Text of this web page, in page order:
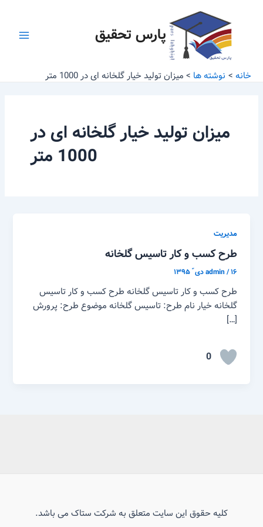
پارس تحقیق
خانه نوشته ها میزان تولید خیار گلخانه ای در 1000 متر
میزان تولید خیار گلخانه ای در
1000 متر
مدیریت
طرح کسب و کار تاسیس گلخانه
admin/۱۶ دی ّ ۱۳۹۵
طرح کسب و کار تاسیس گلخانه طرح کسب و کار تاسیس
گلخانه خیار نام طرح: تاسیس گلخانه موضوع طرح: پرورش
[…]
0
کلیه حقوق این سایت متعلق به شرکت ستاک می باشد.